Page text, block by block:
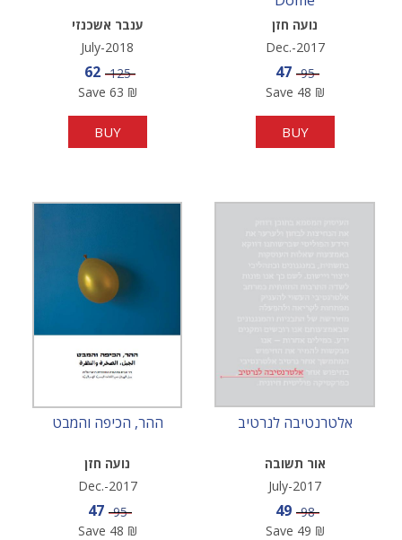
ענבר אשכנזי
July-2018
Sale price
62 Price
125
Save 63 ₪
BUY
נועה חזן
Dec.-2017
Sale price
47 Price
95
Save 48 ₪
BUY
ההר, הכיפה והמבט
נועה חזן
Dec.-2017
Sale price
47 Price
95
Save 48 ₪
אלטרנטיבה לנרטיב
אור תשובה
July-2017
Sale price
49 Price
98
Save 49 ₪